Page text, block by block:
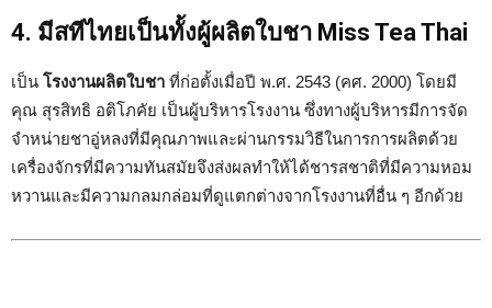
4. มีสทีไทยเป็นทั้งผู้ผลิตใบชา Miss Tea Thai
เป็น โรงงานผลิตใบชา ที่ก่อตั้งเมื่อปี พ.ศ. 2543 (คศ. 2000) โดยมี
คุณ สุรสิทธิ อติโภคัย เป็นผู้บริหารโรงงาน ซึ่งทางผู้บริหารมีการจัด
จำหน่ายชาอู่หลงที่มีคุณภาพและผ่านกรรมวิธีในการการผลิตด้วย
เครื่องจักรที่มีความทันสมัยจึงส่งผลทำให้ได้ชารสชาติที่มีความหอม
หวานและมีความกลมกล่อมที่ดูแตกต่างจากโรงงานที่อื่น ๆ อีกด้วย